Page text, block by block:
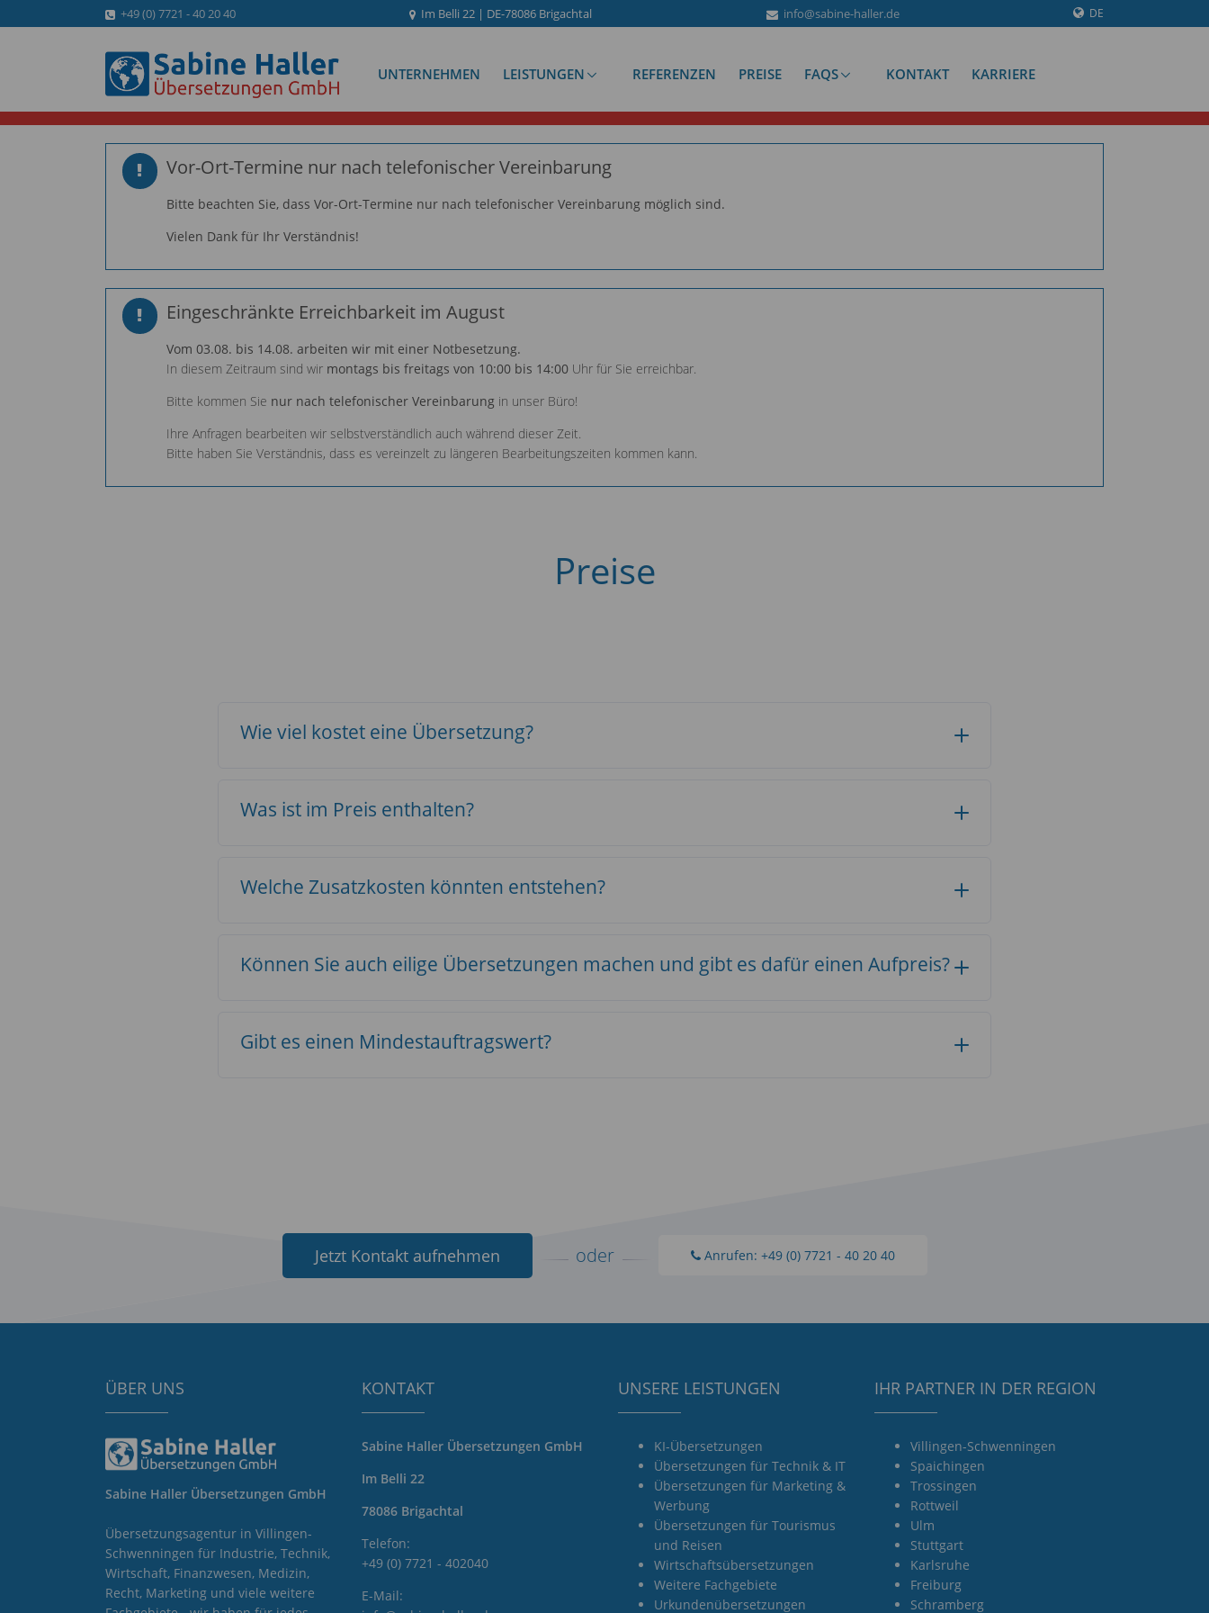
+49 (0) 7721 - 40 20 40 Im Belli 22 | DE-78086 Brigachtal info@sabine-haller.de DE
UNTERNEHMEN LEISTUNGEN REFERENZEN PREISE FAQS KONTAKT KARRIERE
Vor-Ort-Termine nur nach telefonischer Vereinbarung
Bitte beachten Sie, dass Vor-Ort-Termine nur nach telefonischer Vereinbarung möglich sind.
Vielen Dank für Ihr Verständnis!
Eingeschränkte Erreichbarkeit im August
Vom 03.08. bis 14.08. arbeiten wir mit einer Notbesetzung.
In diesem Zeitraum sind wir montags bis freitags von 10:00 bis 14:00 Uhr für Sie erreichbar.
Bitte kommen Sie nur nach telefonischer Vereinbarung in unser Büro!
Ihre Anfragen bearbeiten wir selbstverständlich auch während dieser Zeit.
Bitte haben Sie Verständnis, dass es vereinzelt zu längeren Bearbeitungszeiten kommen kann.
Preise
Wie viel kostet eine Übersetzung?
Was ist im Preis enthalten?
Welche Zusatzkosten könnten entstehen?
Können Sie auch eilige Übersetzungen machen und gibt es dafür einen Aufpreis?
Gibt es einen Mindestauftragswert?
Jetzt Kontakt aufnehmen oder Anrufen: +49 (0) 7721 - 40 20 40
ÜBER UNS
Sabine Haller Übersetzungen GmbH
Übersetzungsagentur in Villingen-
Schwenningen für Industrie, Technik,
Wirtschaft, Finanzwesen, Medizin,
Recht, Marketing und viele weitere
KONTAKT
Sabine Haller Übersetzungen GmbH
Im Belli 22
78086 Brigachtal
Telefon:
+49 (0) 7721 - 402040
E-Mail:
UNSERE LEISTUNGEN
KI-Übersetzungen
Übersetzungen für Technik & IT
Übersetzungen für Marketing &
Werbung
Übersetzungen für Tourismus
und Reisen
Wirtschaftsübersetzungen
Weitere Fachgebiete
Urkundenübersetzungen
IHR PARTNER IN DER REGION
Villingen-Schwenningen
Spaichingen
Trossingen
Rottweil
Ulm
Stuttgart
Karlsruhe
Freiburg
Schramberg